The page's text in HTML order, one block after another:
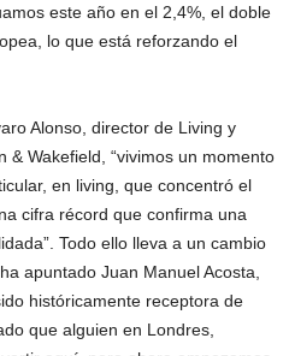
este año en el 2,4%, el doble
lo que está reforzando el
Alonso, director de Living y
Wakefield, “vivimos un momento
en living, que concentró el
cifra récord que confirma una
Todo ello lleva a un cambio
apuntado Juan Manuel Acosta,
históricamente receptora de
que alguien en Londres,